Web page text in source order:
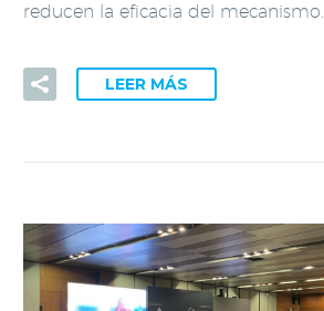
reducen la eficacia del mecanismo.
LEER MÁS